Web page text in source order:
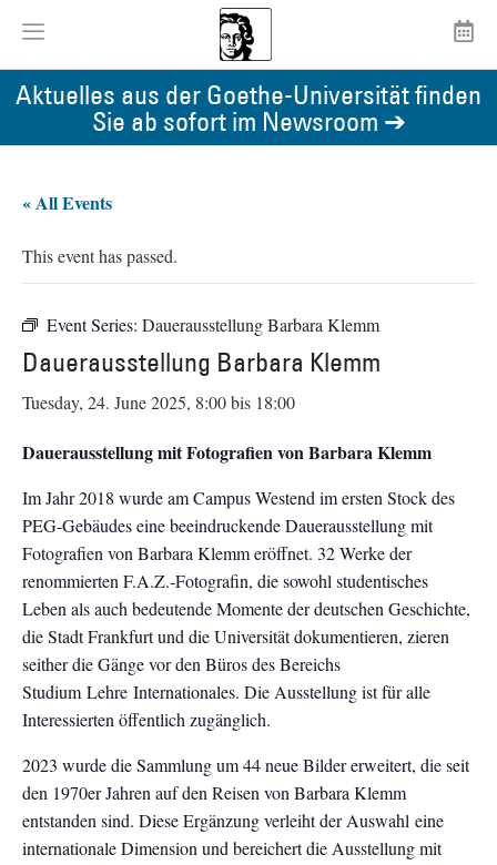
Aktuelles aus der Goethe-Universität finden
Sie ab sofort im Newsroom ➔
« All Events
This event has passed.
Event Series: Dauerausstellung Barbara Klemm
Dauerausstellung Barbara Klemm
Tuesday, 24. June 2025, 8:00bis 18:00
Dauerausstellung mit Fotografien von Barbara Klemm
Im Jahr 2018 wurde am Campus Westend im ersten Stock des
PEG-Gebäudes eine beeindruckende Dauerausstellung mit
Fotografien von Barbara Klemm eröffnet. 32 Werke der
renommierten F.A.Z.-Fotografin, die sowohl studentisches
Leben als auch bedeutende Momente der deutschen Geschichte,
die Stadt Frankfurt und die Universität dokumentieren, zieren
seither die Gänge vor den Büros des Bereichs
Studium Lehre Internationales. Die Ausstellung ist für alle
Interessierten öffentlich zugänglich.
2023 wurde die Sammlung um 44 neue Bilder erweitert, die seit
den 1970er Jahren auf den Reisen von Barbara Klemm
entstanden sind. Diese Ergänzung verleiht der Auswahl eine
internationale Dimension und bereichert die Ausstellung mit